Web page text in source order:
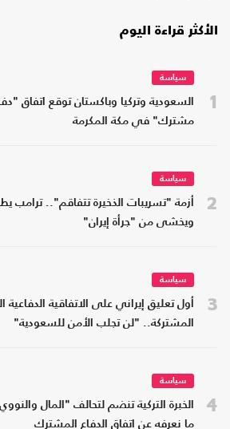
الأكثر قراءة اليوم
1
سياسة
السعودية وتركيا وباكستان توقع اتفاق
مشترك" في مكة المكرمة
2
سياسة
أزمة "تسريبات الذخيرة تتفاقم".. ترامب
ويخشى من "جرأة إيران"
3
سياسة
أول تعليق إيراني على الاتفاقية الدفاعية
المشتركة.. "لن تجلب الأمن للسعودية"
4
سياسة
الخبرة التركية تنضم لتحالف "المال
ما نعرفه عن اتفاق الدفاع المشترك